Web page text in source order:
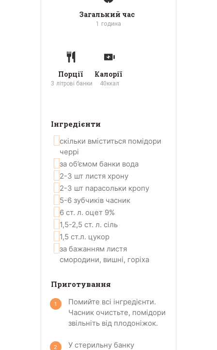
Загальний час
1 година
Порції
3 літрові банки
Калорії
40ккал
Інгредієнти
скільки вміститься помідори
черрі
за об’ємом банки вода
2-3 шт листя хрону
2-3 шт парасольки кропу
5-6 зубчиків часник
6 ст. л. оцет 9%
1,5-2,5 ст. л. сіль
1,5 ст.л. цукор
за бажанням листя
смородини, вишні, горіха
Приготування
Помийте всі інгредієнти.
Часник очистьте, помідори
звільніть від плодоніжок.
У стерильну банку